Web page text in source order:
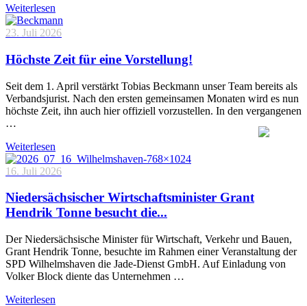
Weiterlesen
23. Juli 2026
Höchste Zeit für eine Vorstellung!
Seit dem 1. April verstärkt Tobias Beckmann unser Team bereits als
Verbandsjurist. Nach den ersten gemeinsamen Monaten wird es nun
höchste Zeit, ihn auch hier offiziell vorzustellen. In den vergangenen
…
Weiterlesen
16. Juli 2026
Niedersächsischer Wirtschaftsminister Grant
Hendrik Tonne besucht die...
Der Niedersächsische Minister für Wirtschaft, Verkehr und Bauen,
Grant Hendrik Tonne, besuchte im Rahmen einer Veranstaltung der
SPD Wilhelmshaven die Jade-Dienst GmbH. Auf Einladung von
Volker Block diente das Unternehmen …
Weiterlesen